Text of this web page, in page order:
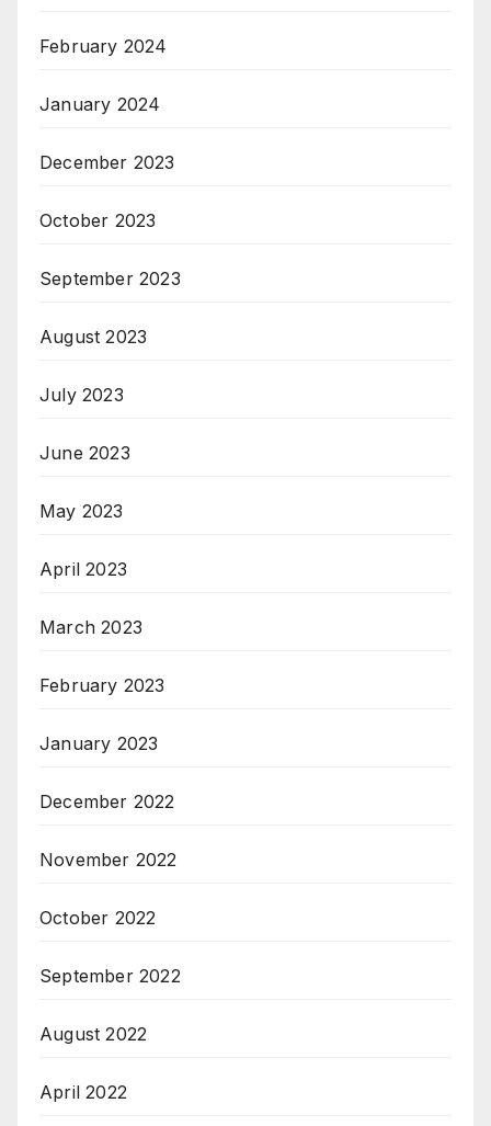
February 2024
January 2024
December 2023
October 2023
September 2023
August 2023
July 2023
June 2023
May 2023
April 2023
March 2023
February 2023
January 2023
December 2022
November 2022
October 2022
September 2022
August 2022
April 2022